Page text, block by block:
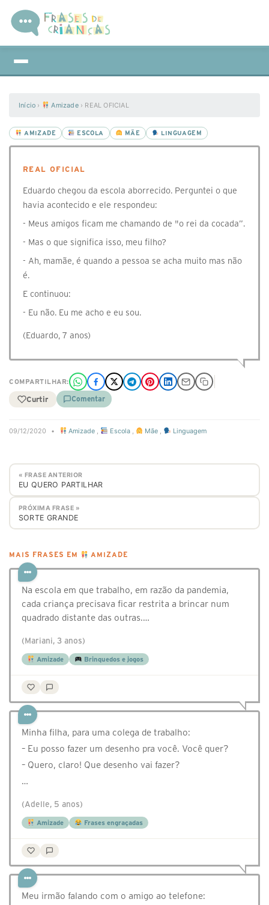
Início › Amizade › REAL OFICIAL
AMIZADE ESCOLA MÃE LINGUAGEM
REAL OFICIAL
Eduardo chegou da escola aborrecido. Perguntei o que
havia acontecido e ele respondeu:
- Meus amigos ficam me chamando de "o rei da cocada”.
- Mas o que significa isso, meu filho?
- Ah, mamãe, é quando a pessoa se acha muito mas não
é.
E continuou:
- Eu não. Eu me acho e eu sou.
(Eduardo, 7 anos)
COMPARTILHAR:
Curtir Comentar
09/12/2020 • Amizade , Escola, Mãe , Linguagem
« FRASE ANTERIOR
EU QUERO PARTILHAR
PRÓXIMA FRASE »
SORTE GRANDE
MAIS FRASES EM AMIZADE
Na escola em que trabalho, em razão da pandemia,
cada criança precisava ficar restrita a brincar num
quadrado distante das outras.…
(Mariani, 3 anos)
Amizade Brinquedos e jogos
Minha filha, para uma colega de trabalho:
– Eu posso fazer um desenho pra você. Você quer?
– Quero, claro! Que desenho vai fazer?
…
(Adelle, 5 anos)
Amizade Frases engraçadas
Meu irmão falando com o amigo ao telefone: